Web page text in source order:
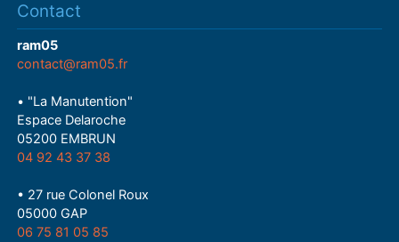
Contact
ram05
contact@ram05.fr
• "La Manutention"
Espace Delaroche
05200 EMBRUN
04 92 43 37 38
• 27 rue Colonel Roux
05000 GAP
06 75 81 05 85